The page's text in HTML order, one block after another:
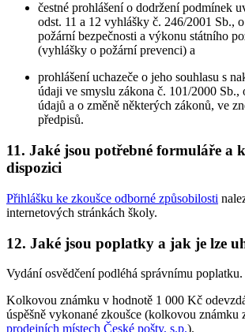
čestné prohlášení o dodržení podmínek
odst. 11 a 12 vyhlášky č. 246/2001 Sb.,
požární bezpečnosti a výkonu státního
(vyhlášky o požární prevenci) a
prohlášení uchazeče o jeho souhlasu s
údaji ve smyslu zákona č. 101/2000 Sb.,
údajů a o změně některých zákonů, ve
předpisů.
11. Jaké jsou potřebné formuláře a
dispozici
Přihlášku ke zkoušce odborné způsobilosti
internetových stránkách školy.
12. Jaké jsou poplatky a jak je lze
Vydání osvědčení podléhá správnímu poplatku.
Kolkovou známku v hodnotě 1 000 Kč
úspěšně vykonané zkoušce (kolkovou známku
prodejních místech České pošty, s.p.).